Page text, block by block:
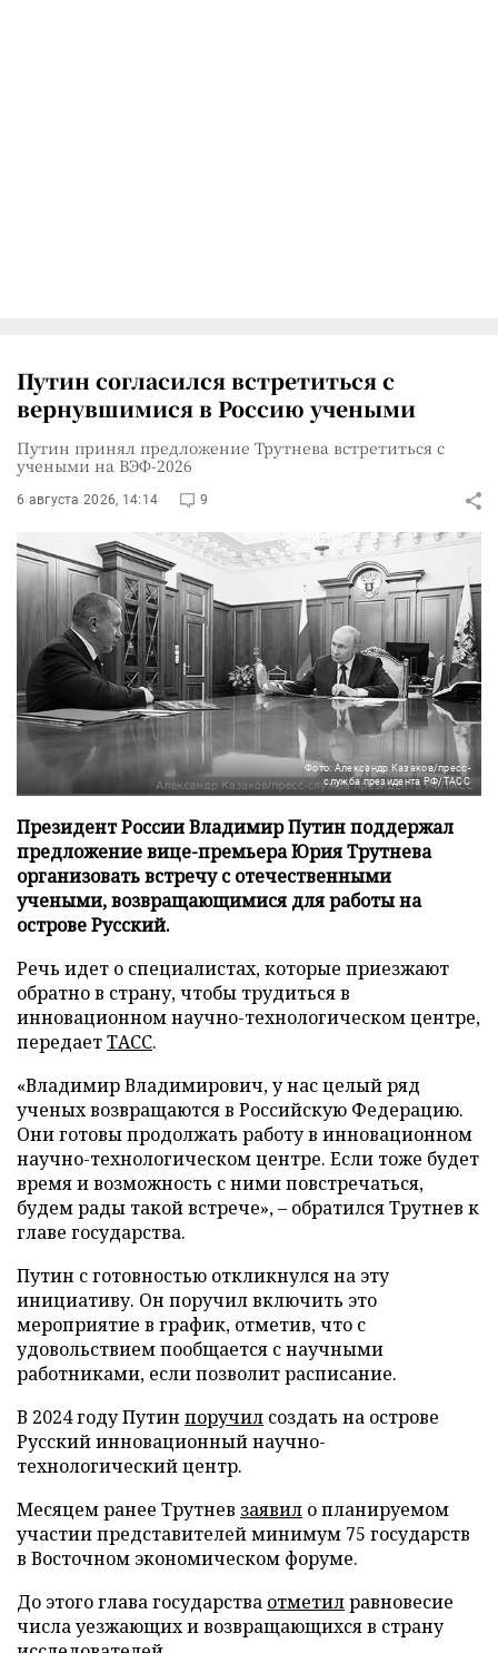
Путин согласился встретиться с
вернувшимися в Россию учеными
Путин принял предложение Трутнева встретиться с
учеными на ВЭФ-2026
6 августа 2026, 14:14 9
Фото: Александр Казаков/пресс-
служба президента РФ/ТАСС
Президент России Владимир Путин поддержал
предложение вице-премьера Юрия Трутнева
организовать встречу с отечественными
учеными, возвращающимися для работы на
острове Русский.
Речь идет о специалистах, которые приезжают
обратно в страну, чтобы трудиться в
инновационном научно-технологическом центре,
передаетТАСС.
«Владимир Владимирович, у нас целый ряд
ученых возвращаются в Российскую Федерацию.
Они готовы продолжать работу в инновационном
научно-технологическом центре. Если тоже будет
время и возможность с ними повстречаться,
будем рады такой встрече», – обратился Трутнев к
главе государства.
Путин с готовностью откликнулся на эту
инициативу. Он поручил включить это
мероприятие в график, отметив, что с
удовольствием пообщается с научными
работниками, если позволит расписание.
В 2024 году Путин поручил создать на острове
Русский инновационный научно-
технологический центр.
Месяцем ранее Трутнев заявил о планируемом
участии представителей минимум 75 государств
в Восточном экономическом форуме.
До этого глава государства отметилравновесие
числа уезжающих и возвращающихся в страну